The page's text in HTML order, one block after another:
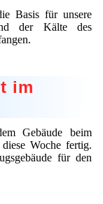
Basis für unsere
der Kälte des
im
Gebäude beim
Woche fertig.
für den